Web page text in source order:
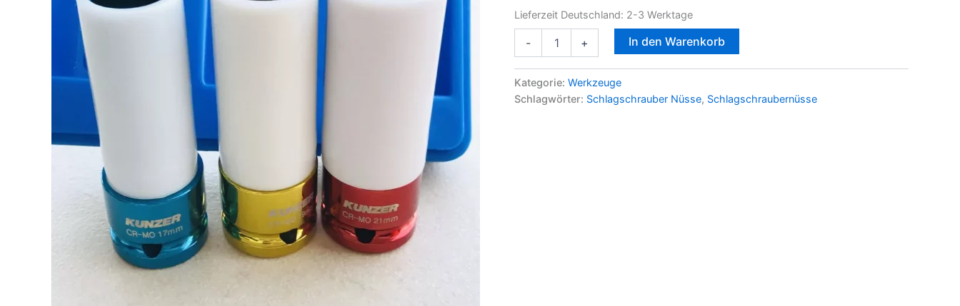
Lieferzeit Deutschland: 2-3 Werktage
-
Steckschlüssel
Alufelgen
Nuss
Schoneinsätze
+ In den Warenkorb
Kategorie: Werkzeuge
Schlagwörter: Schlagschrauber Nüsse, Schlagschraubernüsse